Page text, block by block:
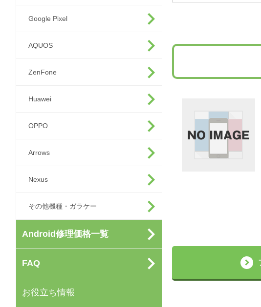
Google Pixel
AQUOS
ZenFone
Huawei
OPPO
Arrows
Nexus
その他機種・ガラケー
Android修理価格一覧
FAQ
お役立ち情報